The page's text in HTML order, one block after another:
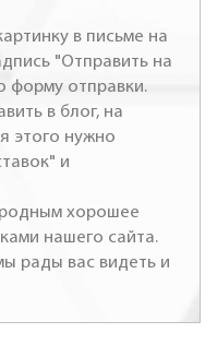
в письме на
"Отправить на
форму отправки.
в блог, на
этого нужно
и
хорошее
нашего сайта.
рады вас видеть и